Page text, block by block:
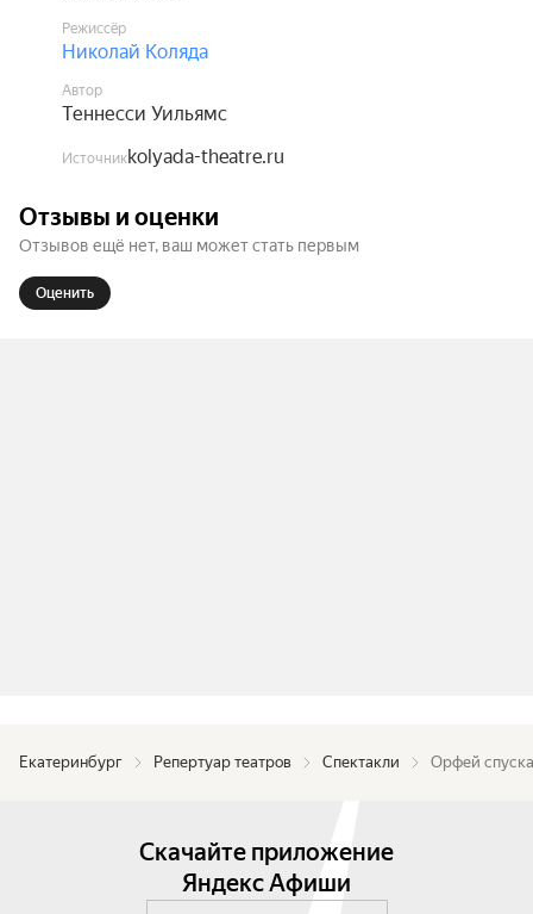
Режиссёр
Николай Коляда
Автор
Теннесси Уильямс
Источникkolyada-theatre.ru
Отзывы и оценки
Отзывов ещё нет, ваш может стать первым
Оценить
Екатеринбург Репертуар театров Спектакли Орфей
Скачайте приложение
Яндекс Афиши